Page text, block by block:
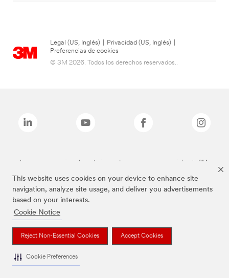
This website uses cookies on your device to enhance site
navigation, analyze site usage, and deliver you advertisements
based on your interests.
Cookie Notice
Reject Non-Essential Cookies Accept Cookies
Cookie Preferences
Legal (US, Inglés) Privacidad (US, Inglés)
Preferencias de cookies
© 3M 2026. Todos los derechos reservados..
Las marcas mencionadas anteriormente son marcas comerciales de 3M.